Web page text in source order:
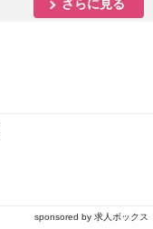
さらに見る
sponsored by 求人ボックス